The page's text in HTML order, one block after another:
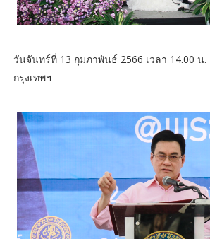
วันจันทร์ที่ 13 กุมภาพันธ์ 2566 เวลา 14.00
กรุงเทพฯ